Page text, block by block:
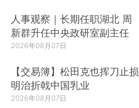
人事观察｜长期任职湖北 周
新群升任中央政研室副主任
2026年08月07日
【交易簿】松田克也挥刀止损
明治折戟中国乳业
2026年08月07日